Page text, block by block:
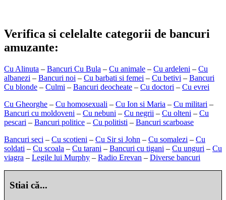
Verifica si celelalte categorii de bancuri
amuzante:
Cu Alinuta – Bancuri Cu Bula – Cu animale – Cu ardeleni – Cu
albanezi – Bancuri noi – Cu barbati si femei – Cu betivi – Bancuri
Cu blonde – Culmi – Bancuri deocheate – Cu doctori – Cu evrei
Cu Gheorghe – Cu homosexuali – Cu Ion si Maria – Cu militari –
Bancuri cu moldoveni – Cu nebuni – Cu negrii – Cu olteni – Cu
pescari – Bancuri politice – Cu politisti – Bancuri scarboase
Bancuri seci – Cu scotieni – Cu Sir si John – Cu somalezi – Cu
soldati – Cu scoala – Cu tarani – Bancuri cu tigani – Cu unguri – Cu
viagra – Legile lui Murphy – Radio Erevan – Diverse bancuri
Stiai că...